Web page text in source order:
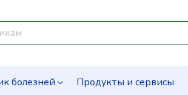
болезней Продукты и сервисы